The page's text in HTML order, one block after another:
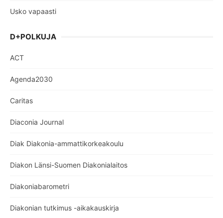
Usko vapaasti
D+POLKUJA
ACT
Agenda2030
Caritas
Diaconia Journal
Diak Diakonia-ammattikorkeakoulu
Diakon Länsi-Suomen Diakonialaitos
Diakoniabarometri
Diakonian tutkimus -aikakauskirja